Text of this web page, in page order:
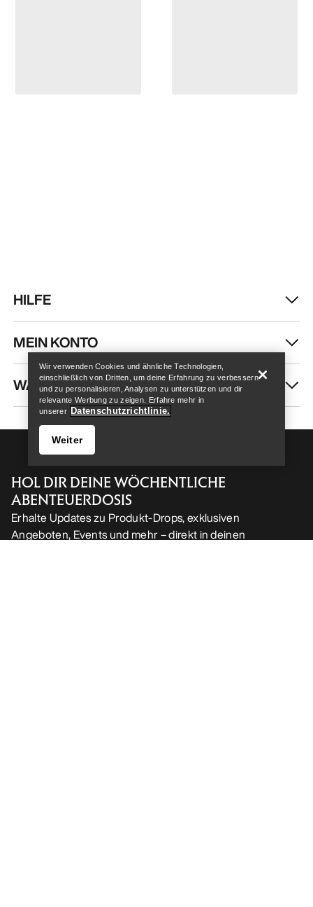
Help
Help
HILFE
MEIN KONTO
WASCHEN & REPARATUR
HOL DIR DEINE WÖCHENTLICHE
ABENTEUERDOSIS
Erhalte Updates zu Produkt-Drops, exklusiven
Angeboten, Events und mehr – direkt in deinen
Wir verwenden Cookies und ähnliche Technologien,
einschließlich von Dritten, um deine Erfahrung zu verbessern
und zu personalisieren, Analysen zu unterstützen und dir
relevante Werbung zu zeigen. Erfahre mehr in
unserer Datenschutzrichtlinie.
Weiter